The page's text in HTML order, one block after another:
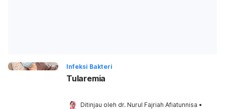
Infeksi Bakteri
Tularemia
Ditinjau oleh dr. Nurul Fajriah Afiatunnisa •